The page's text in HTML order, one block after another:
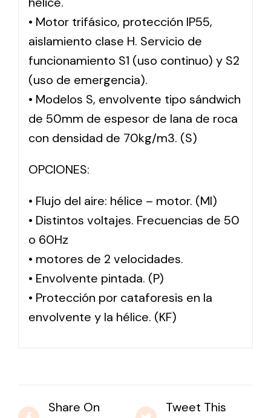
• Motor trifásico, protección IP55,
aislamiento clase H. Servicio de
funcionamiento S1 (uso continuo) y S2
(uso de emergencia).
• Modelos S, envolvente tipo sándwich
de 50mm de espesor de lana de roca
con densidad de 70kg/m3. (S)
OPCIONES:
• Flujo del aire: hélice – motor. (MI)
• Distintos voltajes. Frecuencias de 50
o 60Hz
• motores de 2 velocidades.
• Envolvente pintada. (P)
• Protección por cataforesis en la
envolvente y la hélice. (KF)
Share On
Tweet This